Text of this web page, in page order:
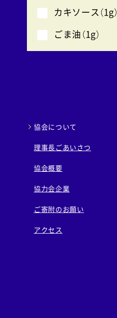
カキソース（1g）
ごま油（1g）
協会について
理事長ごあいさつ
協会概要
協力会企業
ご寄附のお願い
アクセス